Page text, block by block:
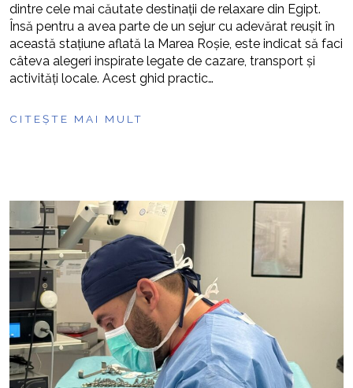
dintre cele mai căutate destinații de relaxare din Egipt.
Însă pentru a avea parte de un sejur cu adevărat reușit în
această stațiune aflată la Marea Roșie, este indicat să faci
câteva alegeri inspirate legate de cazare, transport și
activități locale. Acest ghid practic…
CITEȘTE MAI MULT